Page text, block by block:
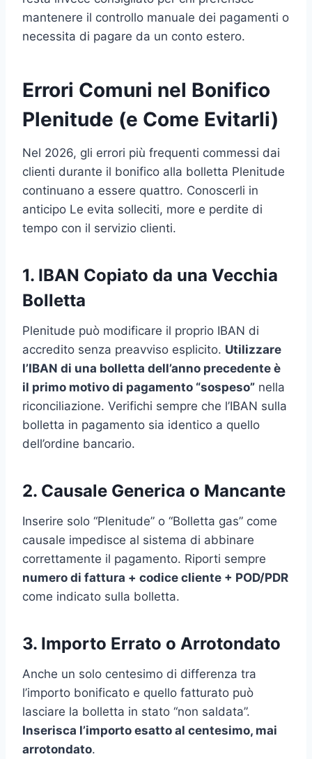
mantenere il controllo manuale dei pagamenti o
necessita di pagare da un conto estero.
Errori Comuni nel Bonifico
Plenitude (e Come Evitarli)
Nel 2026, gli errori più frequenti commessi dai
clienti durante il bonifico alla bolletta Plenitude
continuano a essere quattro. Conoscerli in
anticipo Le evita solleciti, more e perdite di
tempo con il servizio clienti.
1. IBAN Copiato da una Vecchia
Bolletta
Plenitude può modificare il proprio IBAN di
accredito senza preavviso esplicito. Utilizzare
l’IBAN di una bolletta dell’anno precedente è
il primo motivo di pagamento “sospeso” nella
riconciliazione. Verifichi sempre che l’IBAN sulla
bolletta in pagamento sia identico a quello
dell’ordine bancario.
2. Causale Generica o Mancante
Inserire solo “Plenitude” o “Bolletta gas” come
causale impedisce al sistema di abbinare
correttamente il pagamento. Riporti sempre
numero di fattura + codice cliente + POD/PDR
come indicato sulla bolletta.
3. Importo Errato o Arrotondato
Anche un solo centesimo di differenza tra
l’importo bonificato e quello fatturato può
lasciare la bolletta in stato “non saldata”.
Inserisca l’importo esatto al centesimo, mai
arrotondato.